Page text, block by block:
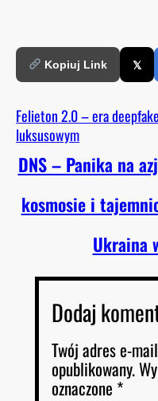
Kopiuj Link 𝕏
Felieton 2.0 – era
luksusowym
DNS – Panika na
kosmosie i
Ukraina
Dodaj
Twój adres e-
opublikowany.
oznaczone *